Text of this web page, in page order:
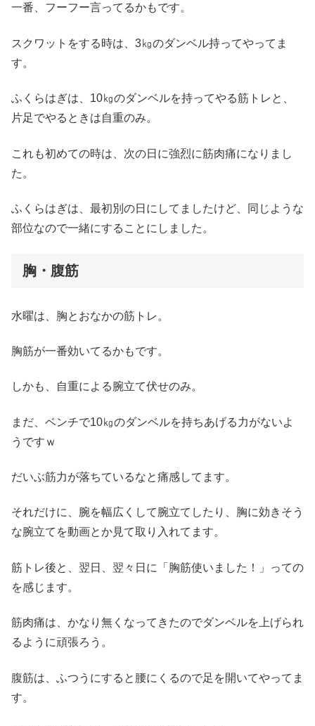
一番、フーフー言ってるかもです。
スクワットをする時は、3㎏のダンベル持ってやってま
す。
ふくらはぎは、10㎏のダンベルを持ってやる筋トレと、
片足でやるときは自重のみ。
これも初めての時は、次の日に強烈に筋肉痛になりまし
た。
ふくらはぎは、最初別の日にしてましたけど、同じような
部位なので一緒にすることにしました。
胸・腹筋
水曜は、胸とおなかの筋トレ。
胸筋が一番効いてるかもです。
しかも、自重による腕立て伏せのみ。
まだ、ベンチで10㎏のダンベルを持ちあげる力がないよ
うですｗ
だいぶ筋力が落ちているなと痛感してます。
それだけに、腕を幅広くして腕立てしたり、胸に効きそう
な腕立てを動画とか見て取り入れてます。
筋トレ後と、翌日、翌々日に「胸筋使いました！」っての
を感じます。
筋肉痛は、かなり無くなってきたのでダンベルを上げられ
るように頑張ろう。
腹筋は、ふつうにすると腰にくるので足を開いてやってま
す。